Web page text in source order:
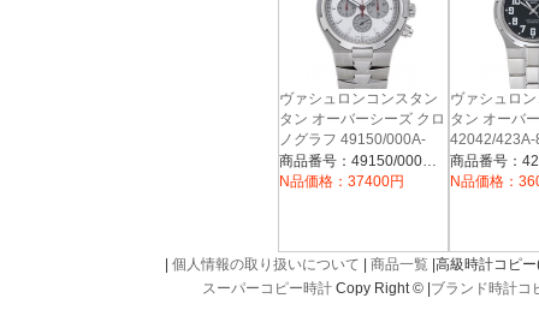
ヴァシュロンコンスタン
タン オーバーシーズ クロ
ノグラフ 49150/000A-
9017 シルバー
商品番号：49150/000A-9017B
N品価格：37400円
ヴァシュロ
タン オーバ
42042/423A-
ク
N品価格：
個人情報の取り扱いについて 商品一覧 |高級時計コピ
スーパーコピー時計Copy Right © | ブランド時計コ